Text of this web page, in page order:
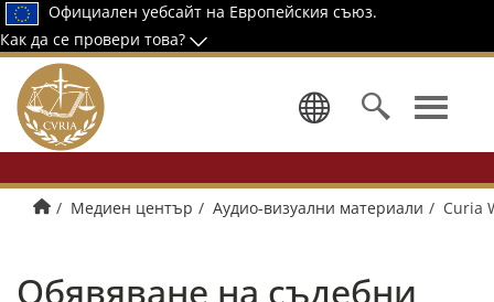
Официален уебсайт на Европейския съюз.
Как да се провери това?
Изберете
Начало
Медиен център Аудио-визуални материали Curia
Обявяване на съдебни